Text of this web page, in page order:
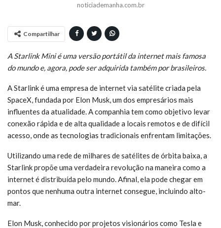
noticiademanha.com.br
Compartilhar
A Starlink Mini é uma versão portátil da internet mais famosa
do mundo e, agora, pode ser adquirida também por brasileiros.
A Starlink é uma empresa de internet via satélite criada pela
SpaceX, fundada por Elon Musk, um dos empresários mais
influentes da atualidade. A companhia tem como objetivo levar
conexão rápida e de alta qualidade a locais remotos e de difícil
acesso, onde as tecnologias tradicionais enfrentam limitações.
Utilizando uma rede de milhares de satélites de órbita baixa, a
Starlink propõe uma verdadeira revolução na maneira como a
internet é distribuída pelo mundo. Afinal, ela pode chegar em
pontos que nenhuma outra internet consegue, incluindo alto-
mar.
Elon Musk, conhecido por projetos visionários como Tesla e